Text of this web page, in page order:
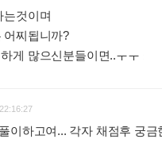
는것이며
어찌됩니까?
게 많으신분들이면..ㅜㅜ
이하고여... 각자 채점후 궁